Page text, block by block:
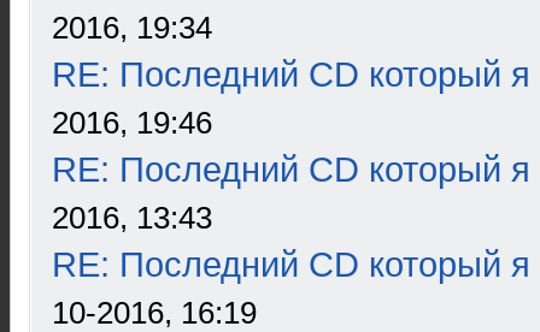
2016, 19:34
RE: Последний CD который я
2016, 19:46
RE: Последний CD который я
2016, 13:43
RE: Последний CD который я
10-2016, 16:19